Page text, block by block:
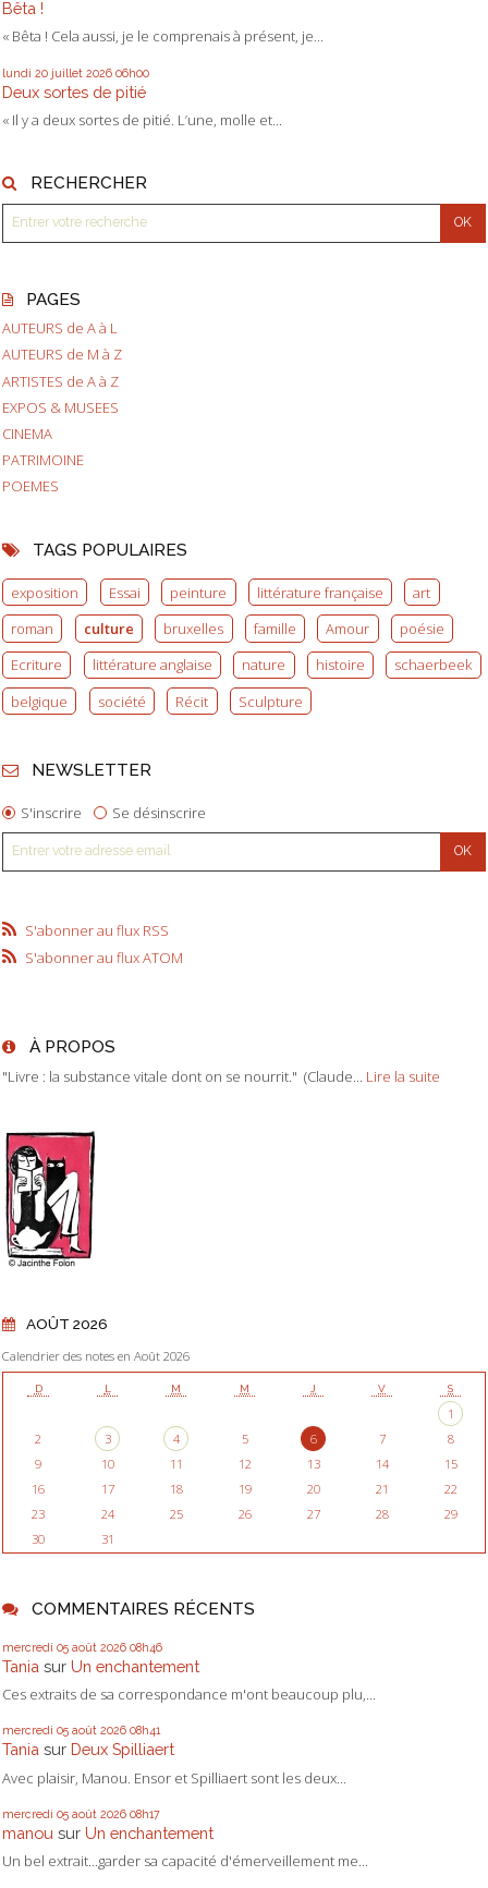
Bêta !
« Bêta ! Cela aussi, je le comprenais à présent, je...
lundi 20 juillet 2026 06h00
Deux sortes de pitié
« Il y a deux sortes de pitié. L’une, molle et...
RECHERCHER
PAGES
AUTEURS de A à L
AUTEURS de M à Z
ARTISTES de A à Z
EXPOS & MUSEES
CINEMA
PATRIMOINE
POEMES
TAGS POPULAIRES
exposition Essai peinture littérature française
art
roman
culture bruxelles famille Amour
poésie
Ecriture
littérature anglaise nature histoire
schaerbeek
belgique
société Récit Sculpture
NEWSLETTER
S'inscrire Se désinscrire
S'abonner au flux RSS
S'abonner au flux ATOM
À PROPOS
"Livre : la substance vitale dont on se nourrit." (Claude... Lire la suite
AOÛT 2026
Calendrier des notes en Août 2026
D L M M J V S
1
2
3 4 5 6 7
8
9
10 11 12 13 14
15
16
17 18 19 20 21
22
23
24 25 26 27 28
29
30
31
COMMENTAIRES RÉCENTS
mercredi 05 août 2026 08h46
Tania sur Un enchantement
Ces extraits de sa correspondance m'ont beaucoup plu,...
mercredi 05 août 2026 08h41
Tania sur Deux Spilliaert
Avec plaisir, Manou. Ensor et Spilliaert sont les deux...
mercredi 05 août 2026 08h17
manou sur Un enchantement
Un bel extrait...garder sa capacité d'émerveillement me...